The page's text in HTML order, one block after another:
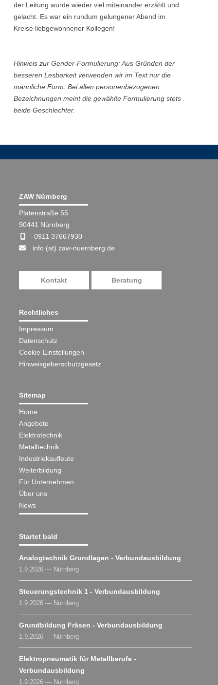
der Leitung wurde wieder viel miteinander erzählt und
gelacht. Es war ein rundum gelungener Abend im
Kreise liebgewonnener Kollegen!
Hinweis zur Gender-Formulierung: Aus Gründen der
besseren Lesbarkeit verwenden wir im Text nur die
männliche Form. Bei allen personenbezogenen
Bezeichnungen meint die gewählte Formulierung stets
beide Geschlechter.
ZAW Nürnberg
Platenstraße 55
90441 Nürnberg
0911 37667930
info (at) zaw-nuernberg.de
Kontakt Beratung
Rechtliches
Impressum
Datenschutz
Cookie-Einstellungen
Hinweisgeberschutzgesetz
Sitemap
Home
Angebote
Elektrotechnik
Metalltechnik
Industriekaufleute
Weiterbildung
Für Unternehmen
Über uns
News
Startet bald
Analogtechnik Grundlagen - Verbundausbildung
1.9.2026 — Nürnberg
Steuerungstechnik 1 - Verbundausbildung
1.9.2026 — Nürnberg
Grundbildung Fräsen - Verbundausbildung
1.9.2026 — Nürnberg
Elektropneumatik für Metallberufe -
Verbundausbildung
1.9.2026 — Nürnberg